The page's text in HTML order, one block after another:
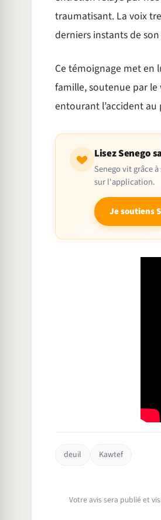
traumatisant. La voix
derniers instants de
Ce témoignage met en
famille, soutenue par
entourant l’accident au
Lisez Senego
Senego vit grâce
sur l'application.
Je soutiens
deuil Kawtef
Votre avis sera publié et